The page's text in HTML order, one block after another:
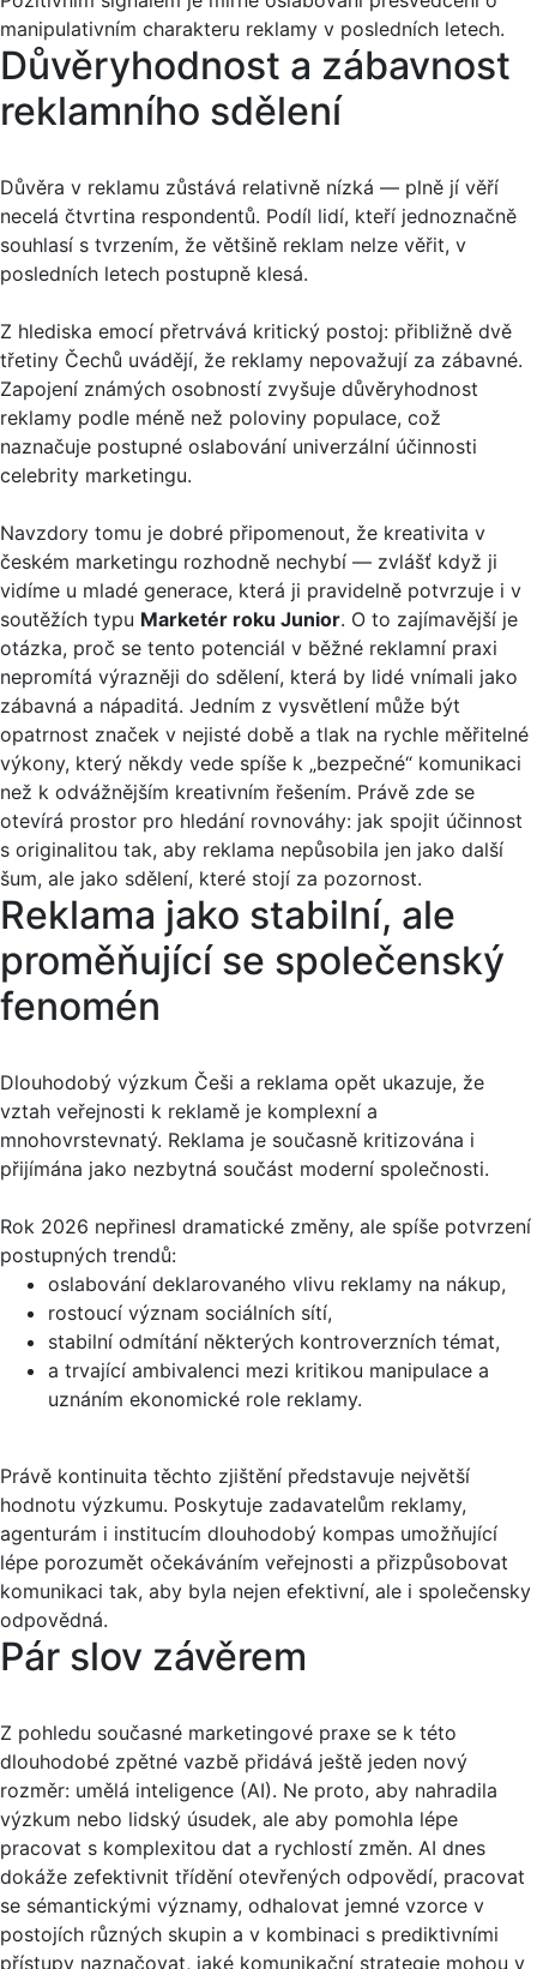
manipulativním charakteru reklamy v posledních letech.
Důvěryhodnost a zábavnost
reklamního sdělení
Důvěra v reklamu zůstává relativně nízká — plně jí věří
necelá čtvrtina respondentů. Podíl lidí, kteří jednoznačně
souhlasí s tvrzením, že většině reklam nelze věřit, v
posledních letech postupně klesá.
Z hlediska emocí přetrvává kritický postoj: přibližně dvě
třetiny Čechů uvádějí, že reklamy nepovažují za zábavné.
Zapojení známých osobností zvyšuje důvěryhodnost
reklamy podle méně než poloviny populace, což
naznačuje postupné oslabování univerzální účinnosti
celebrity marketingu.
Navzdory tomu je dobré připomenout, že kreativita v
českém marketingu rozhodně nechybí — zvlášť když ji
vidíme u mladé generace, která ji pravidelně potvrzuje i v
soutěžích typu Marketér roku Junior. O to zajímavější je
otázka, proč se tento potenciál v běžné reklamní praxi
nepromítá výrazněji do sdělení, která by lidé vnímali jako
zábavná a nápaditá. Jedním z vysvětlení může být
opatrnost značek v nejisté době a tlak na rychle měřitelné
výkony, který někdy vede spíše k „bezpečné“ komunikaci
než k odvážnějším kreativním řešením. Právě zde se
otevírá prostor pro hledání rovnováhy: jak spojit účinnost
s originalitou tak, aby reklama nepůsobila jen jako další
šum, ale jako sdělení, které stojí za pozornost.
Reklama jako stabilní, ale
proměňující se společenský
fenomén
Dlouhodobý výzkum Češi a reklama opět ukazuje, že
vztah veřejnosti k reklamě je komplexní a
mnohovrstevnatý. Reklama je současně kritizována i
přijímána jako nezbytná součást moderní společnosti.
Rok 2026 nepřinesl dramatické změny, ale spíše potvrzení
postupných trendů:
oslabování deklarovaného vlivu reklamy na nákup,
rostoucí význam sociálních sítí,
stabilní odmítání některých kontroverzních témat,
a trvající ambivalenci mezi kritikou manipulace a
uznáním ekonomické role reklamy.
Právě kontinuita těchto zjištění představuje největší
hodnotu výzkumu. Poskytuje zadavatelům reklamy,
agenturám i institucím dlouhodobý kompas umožňující
lépe porozumět očekáváním veřejnosti a přizpůsobovat
komunikaci tak, aby byla nejen efektivní, ale i společensky
odpovědná.
Pár slov závěrem
Z pohledu současné marketingové praxe se k této
dlouhodobé zpětné vazbě přidává ještě jeden nový
rozměr: umělá inteligence (AI). Ne proto, aby nahradila
výzkum nebo lidský úsudek, ale aby pomohla lépe
pracovat s komplexitou dat a rychlostí změn. AI dnes
dokáže zefektivnit třídění otevřených odpovědí, pracovat
se sémantickými významy, odhalovat jemné vzorce v
postojích různých skupin a v kombinaci s prediktivními
přístupy naznačovat, jaké komunikační strategie mohou v